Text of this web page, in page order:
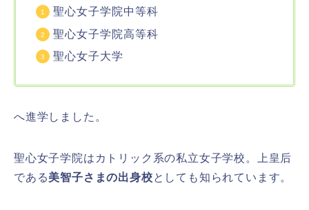
聖心女子学院中等科
聖心女子学院高等科
聖心女子大学
へ進学しました。
聖心女子学院はカトリック系の私立女子学校。上皇后
である美智子さまの出身校としても知られています。